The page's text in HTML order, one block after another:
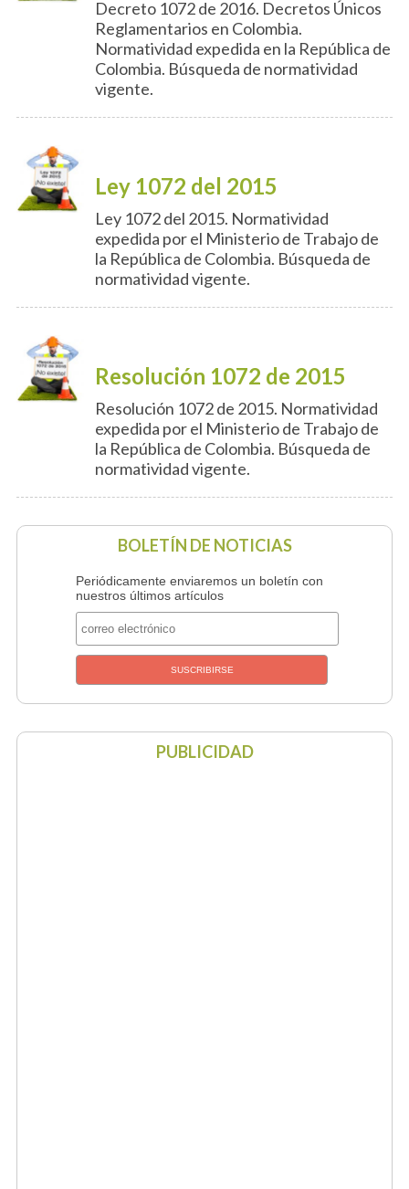
Decreto 1072 de 2016. Decretos Únicos
Reglamentarios en Colombia.
Normatividad expedida en la República de
Colombia. Búsqueda de normatividad
vigente.
Ley 1072 del 2015
Ley 1072 del 2015. Normatividad
expedida por el Ministerio de Trabajo de
la República de Colombia. Búsqueda de
normatividad vigente.
Resolución 1072 de 2015
Resolución 1072 de 2015. Normatividad
expedida por el Ministerio de Trabajo de
la República de Colombia. Búsqueda de
normatividad vigente.
BOLETÍN DE NOTICIAS
Periódicamente enviaremos un boletín con
nuestros últimos artículos
PUBLICIDAD